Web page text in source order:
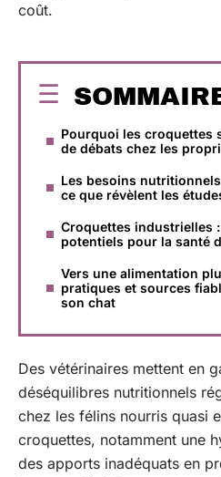
coût.
Pourquoi les croquettes
de débats chez les
Les besoins
ce que révèlent les
Croquettes industrielles
potentiels pour la santé
Vers une alimentation
pratiques et sources
son chat
Des vétérinaires mettent en
déséquilibres nutritionnels
chez les félins nourris quasi
croquettes, notamment une
des apports inadéquats en